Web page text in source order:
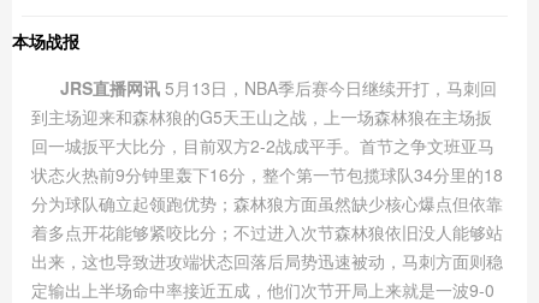
本场战报
JRS直播网讯 5月13日，NBA季后赛今日继续开打，马刺回
到主场迎来和森林狼的G5天王山之战，上一场森林狼在主场扳
回一城扳平大比分，目前双方2-2战成平手。首节之争文班亚马
状态火热前9分钟里轰下16分，整个第一节包揽球队34分里的18
分为球队确立起领跑优势；森林狼方面虽然缺少核心爆点但依靠
着多点开花能够紧咬比分；不过进入次节森林狼依旧没人能够站
出来，这也导致进攻端状态回落后局势迅速被动，马刺方面则稳
定输出上半场命中率接近五成，他们次节开局上来就是一波9-0